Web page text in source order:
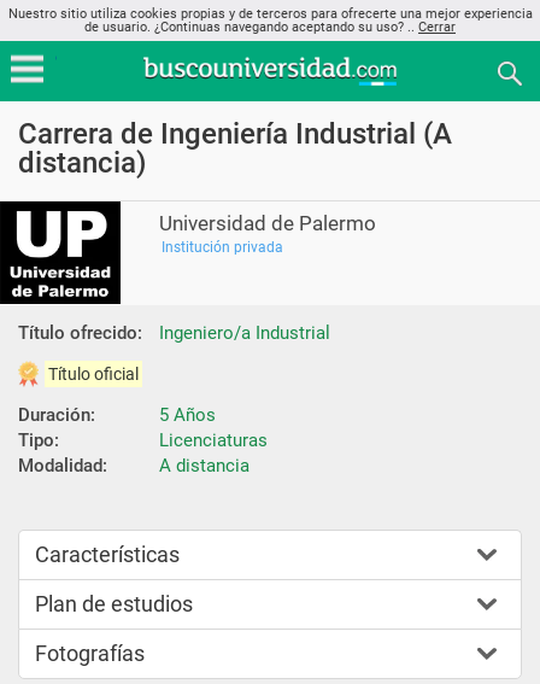
Nuestro sitio utiliza cookies propias y de terceros para ofrecerte una mejor experiencia
de usuario. ¿Continuas navegando aceptando su uso? .. Cerrar
Carrera de Ingeniería Industrial (A
distancia)
Universidad de Palermo
Institución privada
Título ofrecido: Ingeniero/a Industrial
Título oficial
Duración:
5 Años
Tipo:
Licenciaturas
Modalidad:
A distancia
Características
Plan de estudios
Fotografías